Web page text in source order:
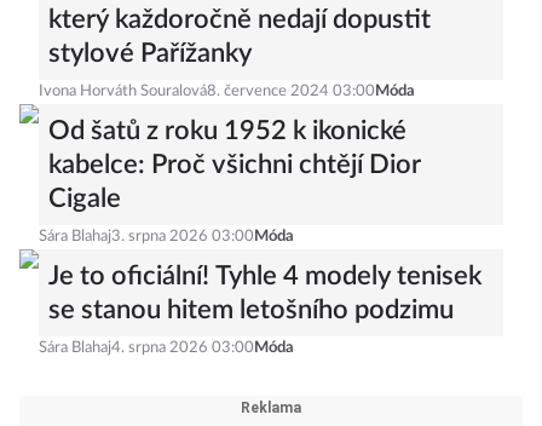
který každoročně nedají dopustit
stylové Pařížanky
Ivona Horváth Souralová8. července 2024 03:00 Móda
Od šatů z roku 1952 k ikonické
kabelce: Proč všichni chtějí Dior
Cigale
Sára Blahaj3. srpna 2026 03:00 Móda
Je to oficiální! Tyhle 4 modely tenisek
se stanou hitem letošního podzimu
Sára Blahaj4. srpna 2026 03:00 Móda